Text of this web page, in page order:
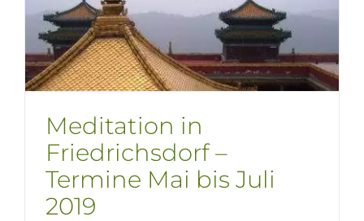
Meditation in
Friedrichsdorf –
Termine Mai bis Juli
2019